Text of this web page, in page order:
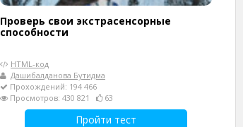
Проверь свои экстрасенсорные
способности
HTML-код
Дашибалданова Бутидма
Прохождений: 194 466
Просмотров: 430 821
63
Пройти тест